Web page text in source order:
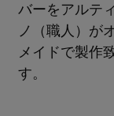
バーをアルテ
ノ（職人）が
メイドで製作
す。